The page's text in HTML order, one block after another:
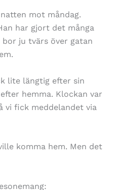
mot måndag.
har gjort det många
ju tvärs över gatan
lite längtig efter sin
hemma. Klockan var
vi fick meddelandet via
komma hem. Men det